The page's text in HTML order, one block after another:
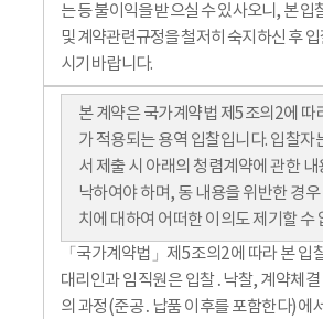
는 등 불이익을 받으실 수 있사오니, 본 입
및 계약관련규정을 철저히 숙지하신 후
시기 바랍니다.
본 계약은 국가계약법 제5조의2에 따
가 적용되는 용역 입찰입니다. 입찰자
서 제출 시 아래의 청렴계약에 관한
낙하여야 하며, 동 내용을 위반한 경
치에 대하여 어떠한 이의도 제기할 수
「국가계약법」제5조의2에 따라 본 입
대리인과 임직원은 입찰․낙찰, 계약체
의 과정(준공․납품 이후를 포함한다)에